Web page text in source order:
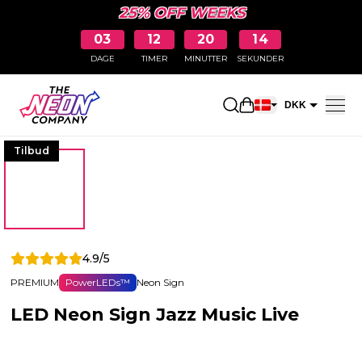
25% OFF WEEKS
03
DAGE
12
TIMER
20
MINUTTER
13
SEKUNDER
Åbn DKK
Tilbud
4.9/5
PREMIUM PowerLEDs™ Neon Sign
LED Neon Sign Jazz Music Live